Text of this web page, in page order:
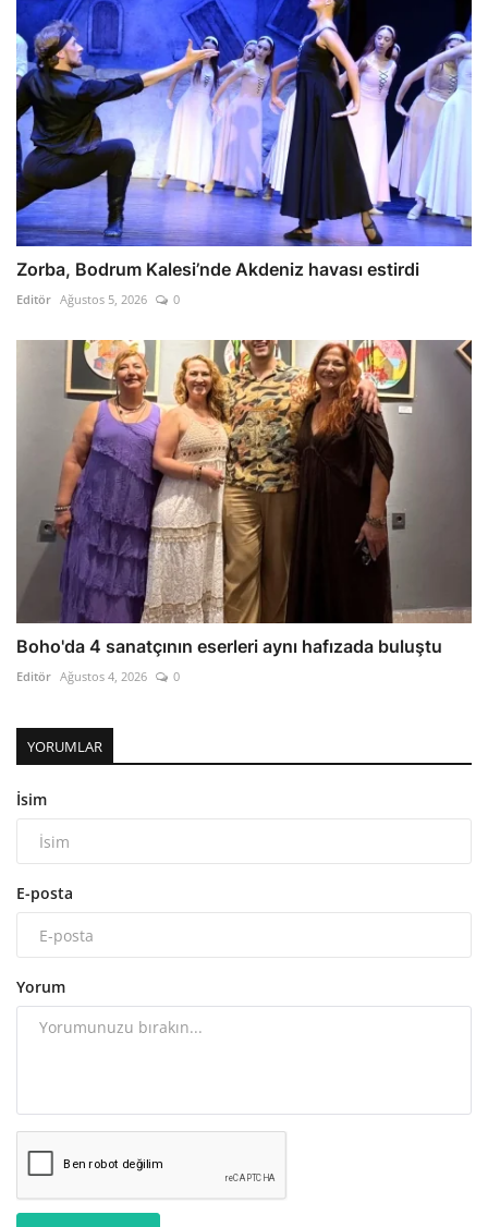
Zorba, Bodrum Kalesi’nde Akdeniz havası estirdi
Editör Ağustos 5, 2026 0
Boho'da 4 sanatçının eserleri aynı hafızada buluştu
Editör Ağustos 4, 2026 0
YORUMLAR
İsim
E-posta
Yorum